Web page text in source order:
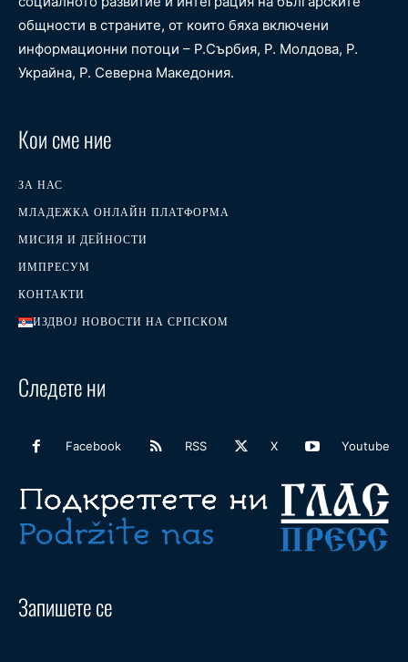
общности в страните, от които бяха включени
информационни потоци – Р.Сърбия, Р. Молдова, Р.
Украйна, Р. Северна Македония.
Кои сме ние
ЗА НАС
МЛАДЕЖКА ОНЛАЙН ПЛАТФОРМА
МИСИЯ И ДЕЙНОСТИ
ИМПРЕСУМ
КОНТАКТИ
ИЗДВОЈ НОВОСТИ НА СРПСКОМ
Следете ни
Facebook RSS X Youtube
Запишете се